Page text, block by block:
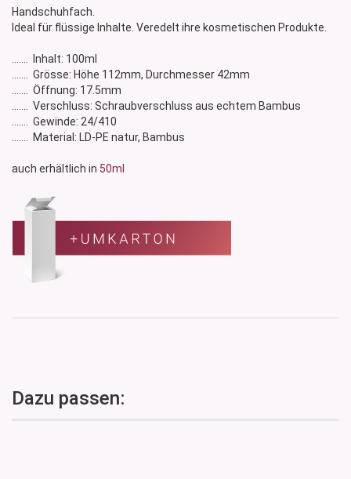
Handschuhfach.
Ideal für flüssige Inhalte. Veredelt ihre kosmetischen Produkte.
....... Inhalt: 100ml
....... Grösse: Höhe 112mm, Durchmesser 42mm
....... Öffnung: 17.5mm
....... Verschluss: Schraubverschluss aus echtem Bambus
....... Gewinde: 24/410
....... Material: LD-PE natur, Bambus
auch erhältlich in 50ml
Dazu passen: